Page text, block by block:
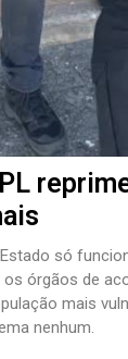
só
os órgãos de
mais
nenhum.